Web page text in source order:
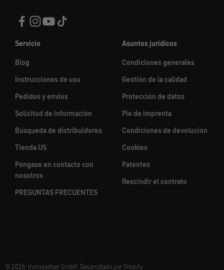
Servicio
Blog
Instrucciones de uso
Pedidos y envíos
Solicitud de información
Búsqueda de distribuidores
Tienda US
Póngase en contacto con
nosotros
PREGUNTAS FRECUENTES
Asuntos jurídicos
Condiciones generales
Gestión de la calidad
Protección de datos
Pie de imprenta
Condiciones de devolución
Cookies
Patentes
Rescindir el contrato
© 2026, motogadget GmbH. Desarrollado por Shopify